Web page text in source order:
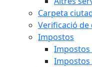
Carpeta
Verificació
Impostos
Impostos
Impostos